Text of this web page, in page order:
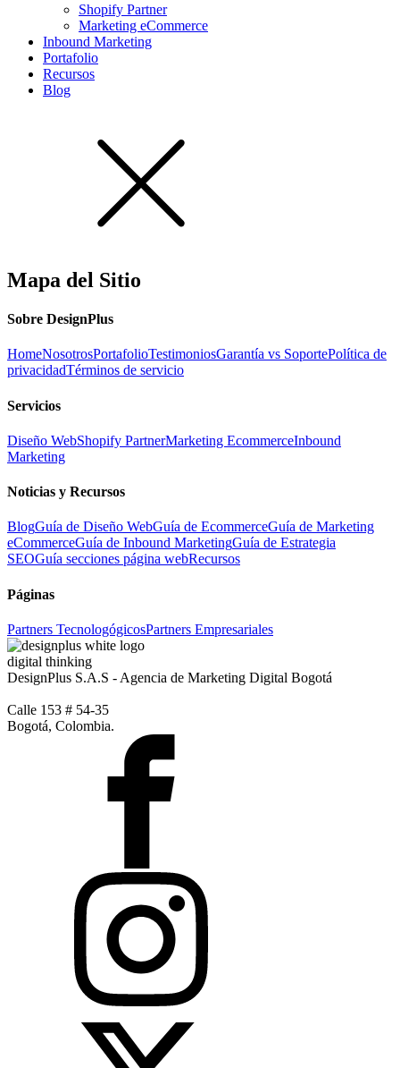
Shopify Partner
Marketing eCommerce
Inbound Marketing
Portafolio
Recursos
Blog
Mapa del Sitio
Sobre DesignPlus
HomeNosotrosPortafolioTestimoniosGarantía vs SoportePolítica de
privacidadTérminos de servicio
Servicios
Diseño WebShopify PartnerMarketing EcommerceInbound
Marketing
Noticias y Recursos
BlogGuía de Diseño WebGuía de EcommerceGuía de Marketing
eCommerceGuía de Inbound MarketingGuía de Estrategia
SEOGuía secciones página webRecursos
Páginas
Partners TecnologógicosPartners Empresariales
digital thinking
DesignPlus S.A.S - Agencia de Marketing Digital Bogotá
Calle 153 # 54-35
Bogotá, Colombia.